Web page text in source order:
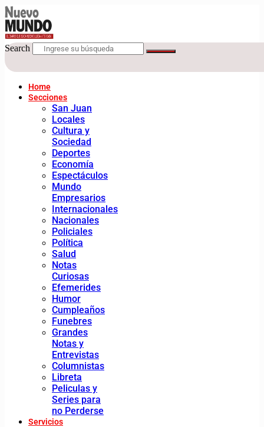
Search
Home
Secciones
San Juan
Locales
Cultura y
Sociedad
Deportes
Economía
Espectáculos
Mundo
Empresarios
Internacionales
Nacionales
Policiales
Política
Salud
Notas
Curiosas
Efemerides
Humor
Cumpleaños
Funebres
Grandes
Notas y
Entrevistas
Columnistas
Libreta
Peliculas y
Series para
no Perderse
Servicios